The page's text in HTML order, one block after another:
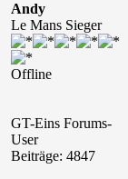
Andy
Le Mans Sieger
Offline
GT-Eins Forums-
User
Beiträge: 4847